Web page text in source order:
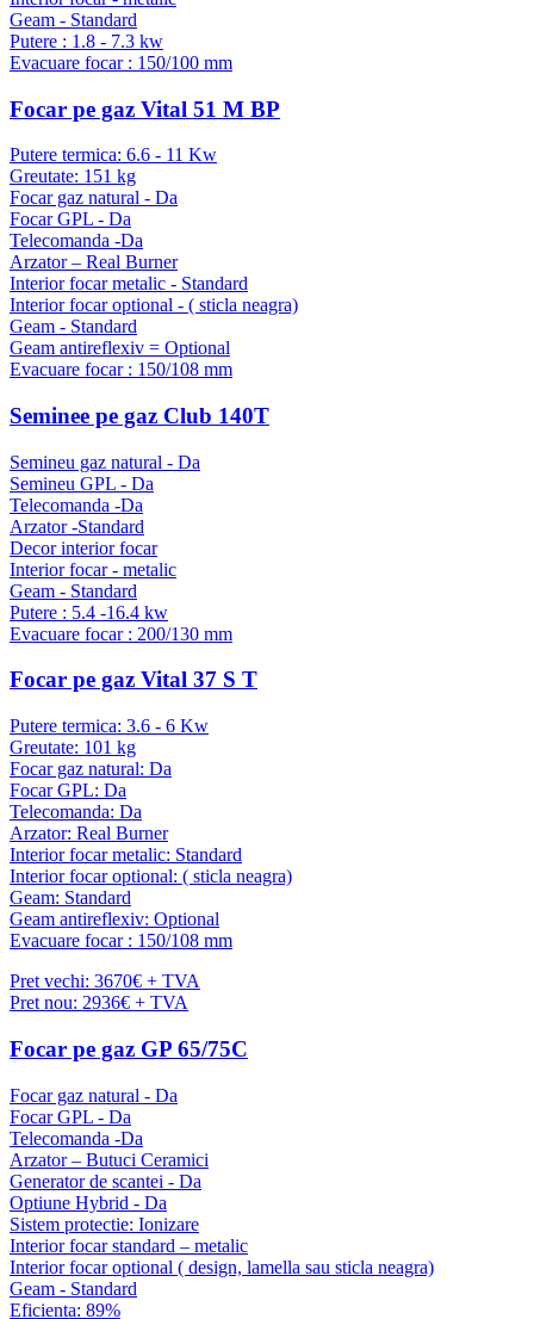
Geam - Standard
Putere : 1.8 - 7.3 kw
Evacuare focar : 150/100 mm
Focar pe gaz Vital 51 M BP
Putere termica: 6.6 - 11 Kw
Greutate: 151 kg
Focar gaz natural - Da
Focar GPL - Da
Telecomanda -Da
Arzator – Real Burner
Interior focar metalic - Standard
Interior focar optional - ( sticla neagra)
Geam - Standard
Geam antireflexiv = Optional
Evacuare focar : 150/108 mm
Seminee pe gaz Club 140T
Semineu gaz natural - Da
Semineu GPL - Da
Telecomanda -Da
Arzator -Standard
Decor interior focar
Interior focar - metalic
Geam - Standard
Putere : 5.4 -16.4 kw
Evacuare focar : 200/130 mm
Focar pe gaz Vital 37 S T
Putere termica: 3.6 - 6 Kw
Greutate: 101 kg
Focar gaz natural: Da
Focar GPL: Da
Telecomanda: Da
Arzator: Real Burner
Interior focar metalic: Standard
Interior focar optional: ( sticla neagra)
Geam: Standard
Geam antireflexiv: Optional
Evacuare focar : 150/108 mm
Pret vechi: 3670€ + TVA
Pret nou: 2936€ + TVA
Focar pe gaz GP 65/75C
Focar gaz natural - Da
Focar GPL - Da
Telecomanda -Da
Arzator – Butuci Ceramici
Generator de scantei - Da
Optiune Hybrid - Da
Sistem protectie: Ionizare
Interior focar standard – metalic
Interior focar optional ( design, lamella sau sticla neagra)
Geam - Standard
Eficienta: 89%